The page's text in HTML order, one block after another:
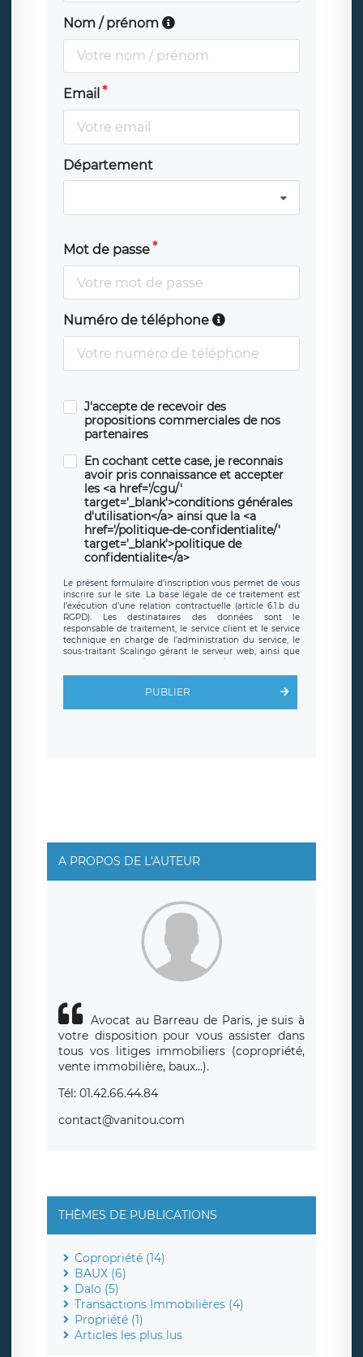
Nom / prénom
Email
Département
Mot de passe
Numéro de téléphone
J'accepte de recevoir des
propositions commerciales de nos
partenaires
En cochant cette case, je reconnais
avoir pris connaissance et accepter
les <a href='/cgu/'
target='_blank'>conditions générales
d'utilisation</a> ainsi que la <a
href='/politique-de-confidentialite/'
target='_blank'>politique de
confidentialite</a>
Le présent formulaire d’inscription vous permet de vous
inscrire sur le site. La base légale de ce traitement est
l’exécution d’une relation contractuelle (article 6.1.b du
RGPD). Les destinataires des données sont le
responsable de traitement, le service client et le service
technique en charge de l’administration du service, le
sous-traitant Scalingo gérant le serveur web, ainsi que
toute personne légalement autorisée. Le formulaire
d’inscription est hébergé sur un serveur hébergé par
clauses de
protection conformes au RGPD
. Les données collectées
sont conservées jusqu’à ce que l’Internaute en sollicite la
rue Léopold Sédar Senghor, joignable à l’adresse mail :
responsabledetraitement@legavox.fr. Vous avez
également le droit d’introduire une réclamation auprès
d’une autorité de contrôle.
PUBLIER
A PROPOS DE L'AUTEUR
Avocat au Barreau de Paris, je suis à
votre disposition pour vous assister dans
tous vos litiges immobiliers (copropriété,
vente immobilière, baux...).
Tél: 01.42.66.44.84
contact@vanitou.com
THÈMES DE PUBLICATIONS
Copropriété (14)
BAUX (6)
Dalo (5)
Transactions Immobilières (4)
Propriété (1)
Articles les plus lus